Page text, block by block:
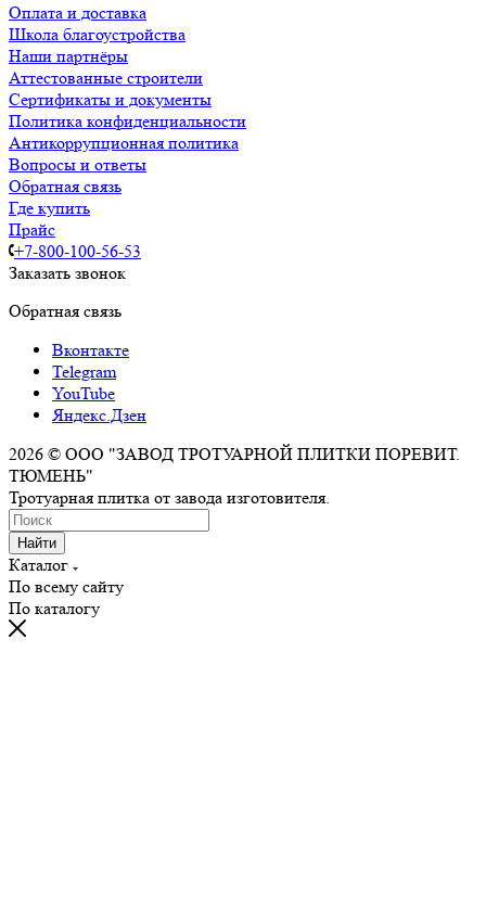
Оплата и доставка
Школа благоустройства
Наши партнёры
Аттестованные строители
Сертификаты и документы
Политика конфиденциальности
Антикоррупционная политика
Вопросы и ответы
Обратная связь
Где купить
Прайс
+7-800-100-56-53
Заказать звонок
Обратная связь
Вконтакте
Telegram
YouTube
Яндекс.Дзен
2026 © ООО "ЗАВОД ТРОТУАРНОЙ ПЛИТКИ ПОРЕВИТ.
ТЮМЕНЬ"
Тротуарная плитка от завода изготовителя.
Найти
Каталог
По всему сайту
По каталогу